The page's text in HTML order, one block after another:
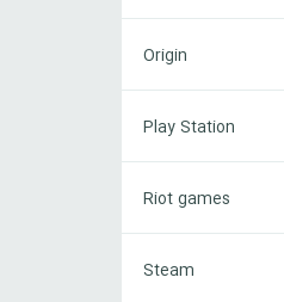
Origin
Station
Play Station
games
Riot games
Steam